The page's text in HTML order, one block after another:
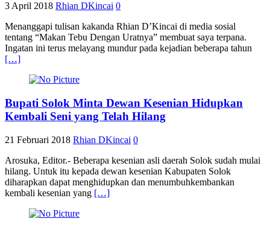
3 April 2018 Rhian DKincai 0
Menanggapi tulisan kakanda Rhian D’Kincai di media sosial
tentang “Makan Tebu Dengan Uratnya” membuat saya terpana.
Ingatan ini terus melayang mundur pada kejadian beberapa tahun
[…]
Bupati Solok Minta Dewan Kesenian Hidupkan
Kembali Seni yang Telah Hilang
21 Februari 2018 Rhian DKincai 0
Arosuka, Editor.- Beberapa kesenian asli daerah Solok sudah mulai
hilang. Untuk itu kepada dewan kesenian Kabupaten Solok
diharapkan dapat menghidupkan dan menumbuhkembankan
kembali kesenian yang […]